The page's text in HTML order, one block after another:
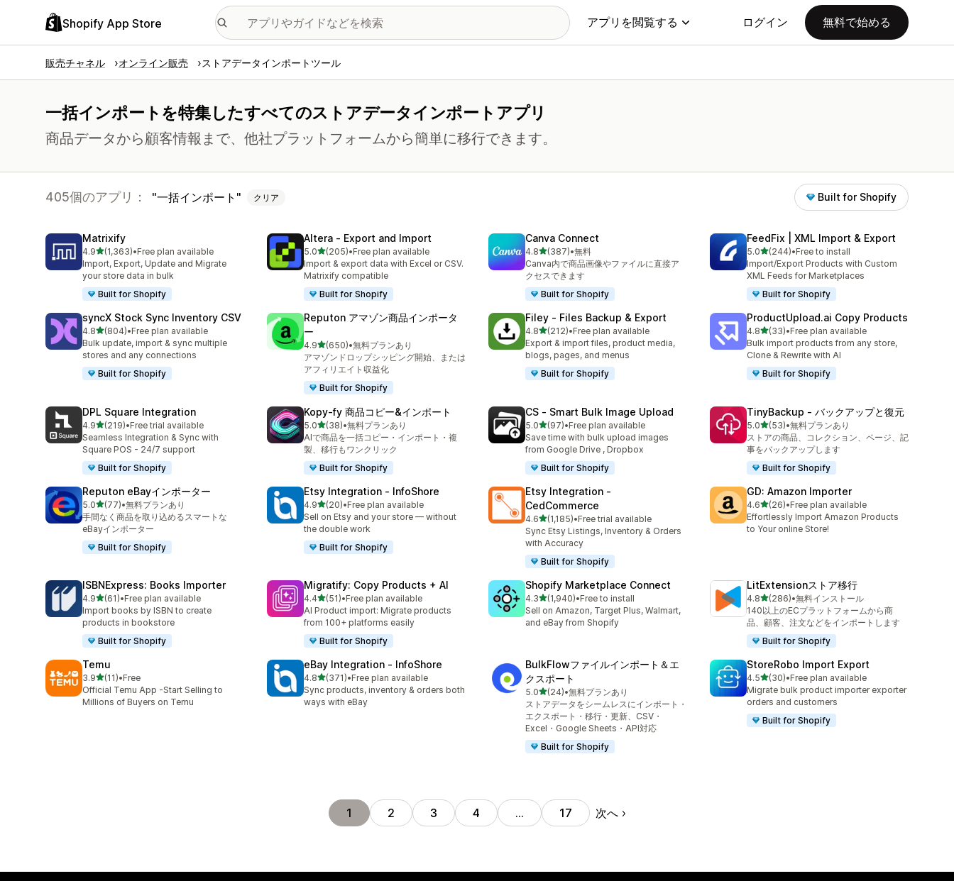
Shopify App Store アプリを閲覧する ログイン 無料で始める
販売チャネル オンライン販売 ストアデータインポートツール
一括インポートを特集したすべてのストアデータインポートアプリ
商品データから顧客情報まで、他社プラットフォームから簡単に移行できます。
405個のアプリ： 一括インポート クリア Built for Shopify
Matrixify
4.95つ星中
(1,363)
合計レビュー数：1363件
•Free plan available
Import, Export, Update and Migrate
your store data in bulk
Built for Shopify
Altera ‑ Export and Import
5.05つ星中
(205)
合計レビュー数：205件
•Free plan available
Import & export data with Excel or CSV.
Matrixify compatible
Built for Shopify
Canva Connect
4.85つ星中
(387)
合計レビュー数：387件
•無料
Canva内で商品画像やファイルに直接ア
クセスできます
Built for Shopify
FeedFix | XML Import & Export
5.05つ星中
(244)
合計レビュー数：244件
•Free to install
Import/Export Products with Custom
XML Feeds for Marketplaces
Built for Shopify
syncX Stock Sync Inventory CSV
4.85つ星中
(804)
合計レビュー数：804件
•Free plan available
Bulk update, import & sync multiple
stores and any connections
Built for Shopify
Reputon アマゾン商品インポータ
ー
4.95つ星中
(650)
合計レビュー数：650件
•無料プランあり
アマゾンドロップシッピング開始、または
アフィリエイト収益化
Built for Shopify
Filey ‑ Files Backup & Export
4.85つ星中
(212)
合計レビュー数：212件
•Free plan available
Export & import files, product media,
blogs, pages, and menus
Built for Shopify
ProductUpload.ai Copy Products
4.85つ星中
(33)
合計レビュー数：33件
•Free plan available
Bulk import products from any store,
Clone & Rewrite with AI
Built for Shopify
DPL Square Integration
4.95つ星中
(219)
合計レビュー数：219件
•Free trial available
Seamless Integration & Sync with
Square POS - 24/7 support
Built for Shopify
Kopy‑fy 商品コピー&インポート
5.05つ星中
(38)
合計レビュー数：38件
•無料プランあり
AIで商品を一括コピー・インポート・複
製、移行もワンクリック
Built for Shopify
CS ‑ Smart Bulk Image Upload
5.05つ星中
(97)
合計レビュー数：97件
•Free plan available
Save time with bulk upload images
from Google Drive , Dropbox
Built for Shopify
TinyBackup ‑ バックアップと復元
5.05つ星中
(53)
合計レビュー数：53件
•無料プランあり
ストアの商品、コレクション、ページ、記
事をバックアップします
Built for Shopify
Reputon eBayインポーター
5.05つ星中
(77)
合計レビュー数：77件
•無料プランあり
手間なく商品を取り込めるスマートな
eBayインポーター
Built for Shopify
Etsy Integration ‑ InfoShore
4.95つ星中
(20)
合計レビュー数：20件
•Free plan available
Sell on Etsy and your store — without
the double work
Built for Shopify
Etsy Integration ‑
CedCommerce
4.65つ星中
(1,185)
合計レビュー数：1185件
•Free trial available
Sync Etsy Listings, Inventory & Orders
with Accuracy
Built for Shopify
GD: Amazon Importer
4.65つ星中
(26)
合計レビュー数：26件
•Free plan available
Effortlessly Import Amazon Products
to Your online Store!
ISBNExpress: Books Importer
4.95つ星中
(61)
合計レビュー数：61件
•Free plan available
Import books by ISBN to create
products in bookstore
Built for Shopify
Migratify: Copy Products + AI
4.45つ星中
(51)
合計レビュー数：51件
•Free plan available
AI Product import: Migrate products
from 100+ platforms easily
Built for Shopify
Shopify Marketplace Connect
4.35つ星中
(1,940)
合計レビュー数：1940件
•Free to install
Sell on Amazon, Target Plus, Walmart,
and eBay from Shopify
LitExtensionストア移行
4.85つ星中
(286)
合計レビュー数：286件
•無料インストール
140以上のECプラットフォームから商
品、顧客、注文などをインポートします
Built for Shopify
Temu
3.95つ星中
(11)
合計レビュー数：11件
•Free
Official Temu App -Start Selling to
Millions of Buyers on Temu
eBay Integration ‑ InfoShore
4.85つ星中
(371)
合計レビュー数：371件
•Free plan available
Sync products, inventory & orders both
ways with eBay
BulkFlowファイルインポート＆エ
クスポート
5.05つ星中
(24)
合計レビュー数：24件
•無料プランあり
ストアデータをシームレスにインポート・
エクスポート・移行・更新、CSV・
Excel・Google Sheets・API対応
Built for Shopify
StoreRobo Import Export
4.55つ星中
(30)
合計レビュー数：30件
•Free plan available
Migrate bulk product importer exporter
orders and customers
Built for Shopify
1 2 3 4 … 17 次へ